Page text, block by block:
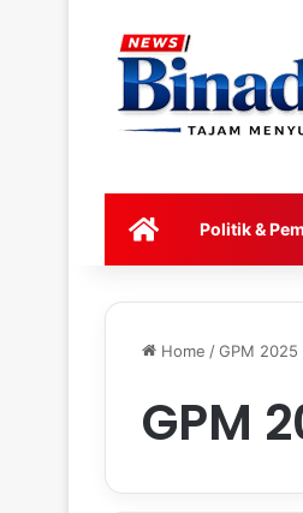
HOMEPolitik &
Home /GPM 2025
GPM